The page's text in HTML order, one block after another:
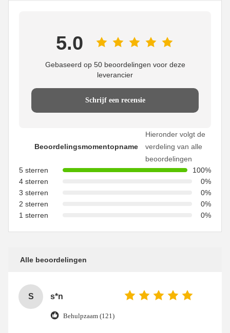
5.0
Gebaseerd op 50 beoordelingen voor deze
leverancier
Schrijf een recensie
Beoordelingsmomentopname
Hieronder volgt de
verdeling van alle
beoordelingen
5 sterren
100%
4 sterren
0%
3 sterren
0%
2 sterren
0%
1 sterren
0%
Alle beoordelingen
S s*n
Behulpzaam (121)